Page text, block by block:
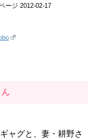
ージ 2012-02-17
ャグと、妻・耕野さ